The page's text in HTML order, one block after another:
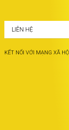
LIÊN HỆ
KẾT NỐI VỚI MẠNG XÃ